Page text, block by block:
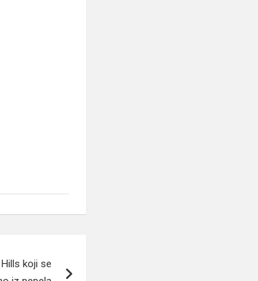
koji se